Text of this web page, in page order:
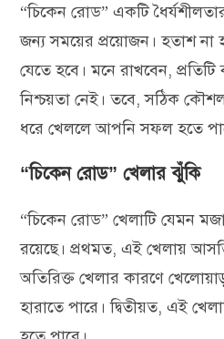
“চিকেন রোড” একটি
জন্য সময়ের প্রয়োজন। হতাশ না
যেতে হবে। মনে রাখবেন,
নিশ্চয়তা নেই। তবে, সঠিক
ধরে খেললে আপনি সফল হতে
“চিকেন রোড” খেলার ঝুঁকি
“চিকেন রোড” খেলাটি যেমন
রয়েছে। প্রথমত, এই খেলায়
অতিরিক্ত খেলার কারণে
হারাতে পারে। দ্বিতীয়ত, এই